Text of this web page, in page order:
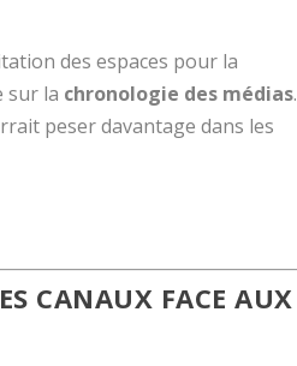
des espaces pour la
sur la chronologie des médias.
peser davantage dans les
CANAUX FACE AUX